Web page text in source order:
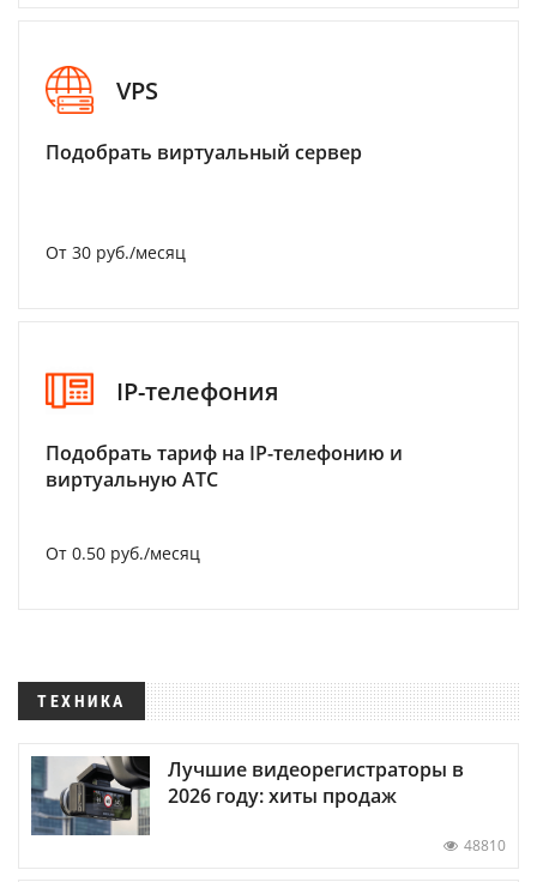
VPS
Подобрать виртуальный сервер
От 30 руб./месяц
IP-телефония
Подобрать тариф на IP-телефонию и
виртуальную АТС
От 0.50 руб./месяц
ТЕХНИКА
Лучшие видеорегистраторы в
2026 году: хиты продаж
48810